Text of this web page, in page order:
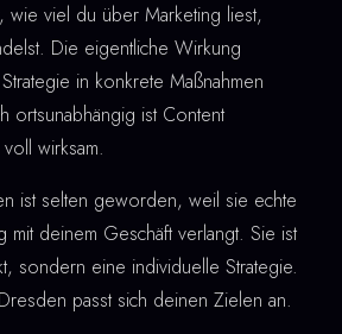
wie viel du über Marketing liest,
Die eigentliche Wirkung
in konkrete Maßnahmen
ortsunabhängig ist Content
wirksam.
ist selten geworden, weil sie echte
mit deinem Geschäft verlangt. Sie ist
sondern eine individuelle Strategie.
passt sich deinen Zielen an.